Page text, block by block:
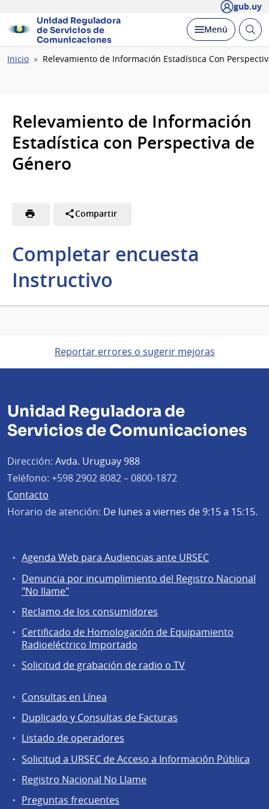
gub.uy
Unidad Reguladora
de Servicios de
Comunicaciones
Desplegar
Menú Abrir
Ruta
Inicio Relevamiento de Información Estadística Con
Relevamiento de Información
Estadística con Perspectiva de
Género
Compartir
Completar encuesta
Instructivo
Reportar errores o sugerir mejoras
Unidad Reguladora de
Servicios de Comunicaciones
Dirección: Avda. Uruguay 988
Teléfono: +598 2902 8082 – 0800-1872
Contacto
Horario de atención: De lunes a viernes de 9:15 a 15:15.
Servicios
comunidad
Agenda Web para Audiencias ante URSEC
Denuncia por incumplimiento del Registro Nacional
"No llame"
Reclamo de los consumidores
Certificado de Homologación de Equipamiento
Radioeléctrico Importado
Solicitud de grabación de radio o TV
Agentes
regulados
Consultas en Línea
Duplicado y Consultas de Facturas
Listado de operadores
Solicitud a URSEC de Acceso a Información Pública
Registro Nacional No Llame
Preguntas frecuentes